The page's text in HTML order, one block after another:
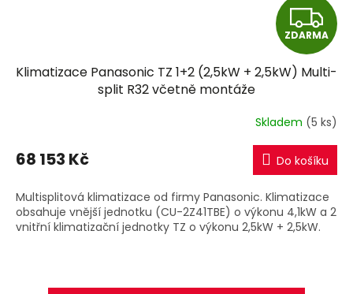
Z
D
A
R
M
A
ZDARMA
Klimatizace Panasonic TZ 1+2 (2,5kW + 2,5kW) Multi-
split R32 včetně montáže
Skladem (5 ks)
68 153 Kč Do košíku
Multisplitová klimatizace od firmy Panasonic. Klimatizace
obsahuje vnější jednotku (CU-2Z41TBE) o výkonu 4,1kW a 2
vnitřní klimatizační jednotky TZ o výkonu 2,5kW + 2,5kW.